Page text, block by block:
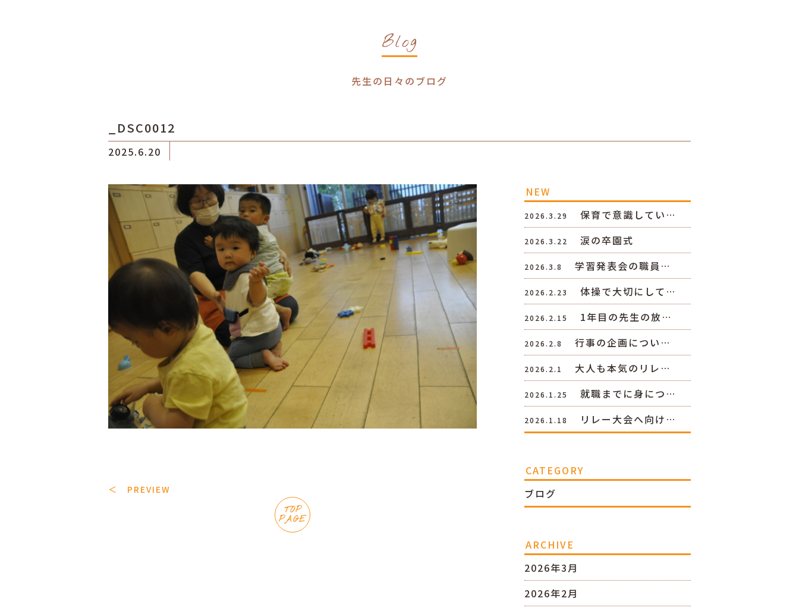
Blog
先生の日々のブログ
_DSC0012
2025.6.20
＜ PREVIEW
TOP
PAGE
NEW
2026.3.29 保育で意識してい…
2026.3.22 涙の卒園式
2026.3.8 学習発表会の職員…
2026.2.23 体操で大切にして…
2026.2.15 1年目の先生の放…
2026.2.8 行事の企画につい…
2026.2.1 大人も本気のリレ…
2026.1.25 就職までに身につ…
2026.1.18 リレー大会へ向け…
CATEGORY
ブログ
ARCHIVE
2026年3月
2026年2月